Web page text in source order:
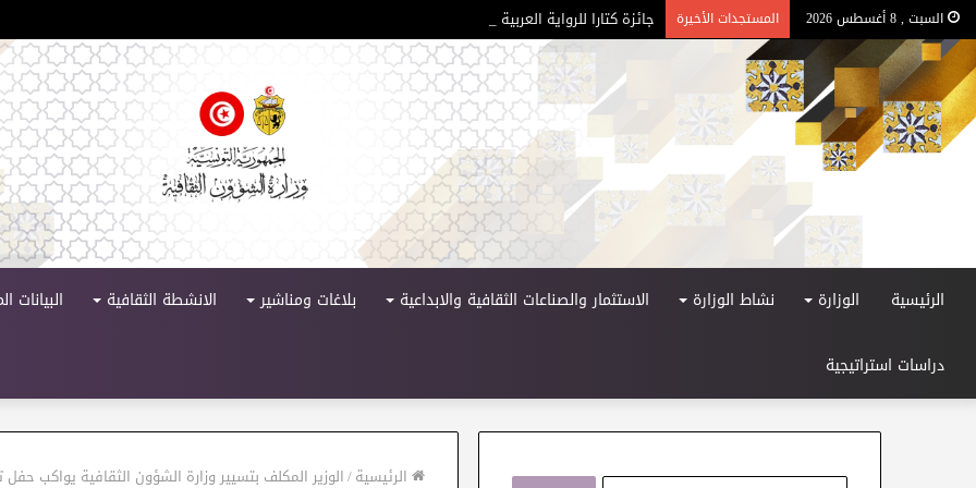
السبت , 8 أغسطس 2026 المستجدات الأخيرة جائزة كتارا للرواية العربية – الدورة 11
الرئيسية الوزارة نشاط الوزارة الاستثمار والصناعات الثقافية والابداعية بلاغات ومناشير الانشطة الثقافية البيانات
دراسات استراتيجية
الرئيسية/الوزير المكلف بتسيير وزارة الشؤون الثقافية يواكب